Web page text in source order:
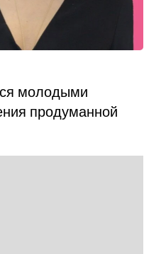
молодыми
продуманной